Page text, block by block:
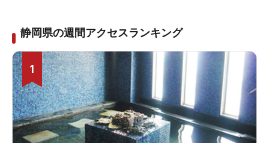
静岡県の週間アクセスランキング
1